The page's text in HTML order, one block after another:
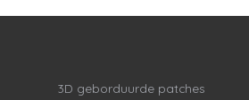
3D geborduurde patches